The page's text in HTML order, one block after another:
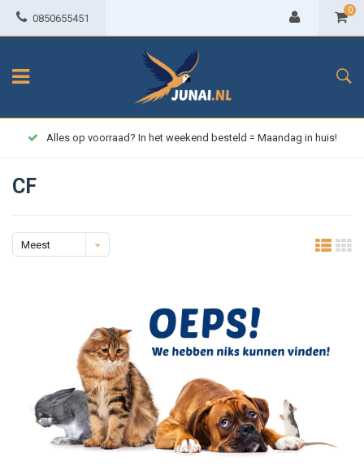
0850655451
0
Alles op voorraad? In het weekend besteld = Maandag in huis!
CF
Meest